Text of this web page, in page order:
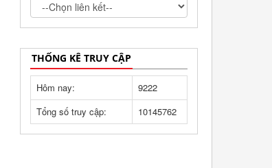
THỐNG KÊ TRUY CẬP
Hôm nay:
9222
Tổng số truy cập:
10145762